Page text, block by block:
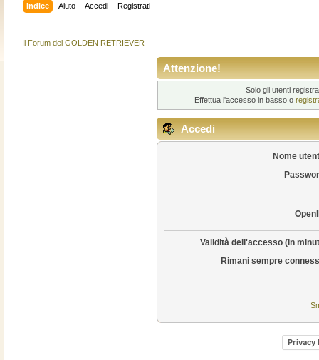
Indice Aiuto Accedi Registrati
Il Forum del GOLDEN RETRIEVER
Attenzione!
Solo gli utenti
Effettua l'accesso in basso o
Accedi
Nome
Validità dell'accesso (in
Rimani sempre
Privacy